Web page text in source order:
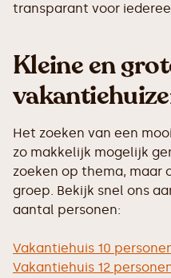
transparant voor
Kleine en
Het zoeken van een
zo makkelijk mogelijk
zoeken op thema, maar
groep. Bekijk snel ons
aantal personen:
Vakantiehuis 10
Vakantiehuis 12